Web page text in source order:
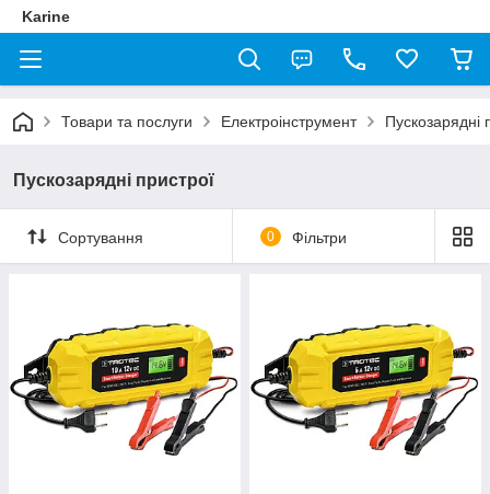
Karine
Товари та послуги Електроінструмент Пускозарядні
Пускозарядні пристрої
Сортування 0 Фільтри